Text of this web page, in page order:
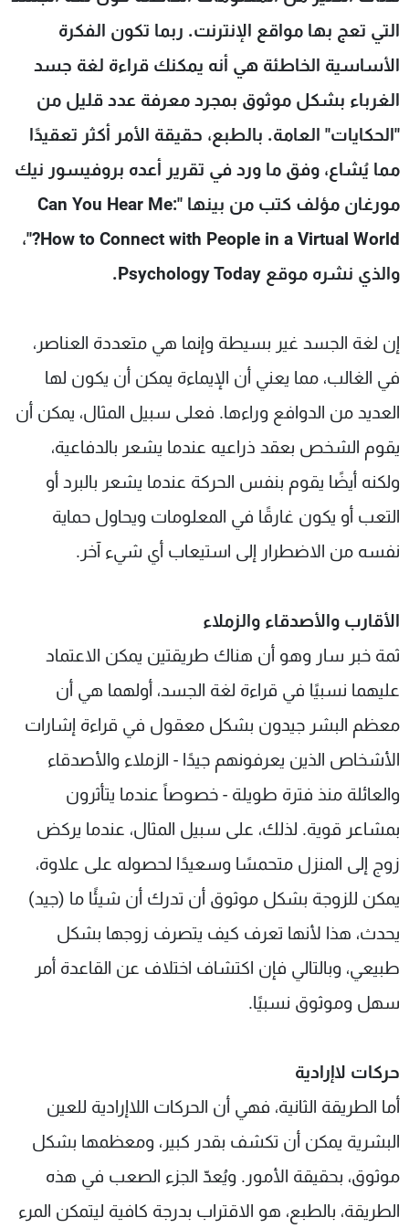
التي تعج بها مواقع الإنترنت. ربما تكون الفكرة
الأساسية الخاطئة هي أنه يمكنك قراءة لغة جسد
الغرباء بشكل موثوق بمجرد معرفة عدد قليل من
"الحكايات" العامة. بالطبع، حقيقة الأمر أكثر تعقيدًا
مما يُشاع، وفق ما ورد في تقرير أعده بروفيسور نيك
مورغان مؤلف كتب من بينها "Can You Hear Me:
How to Connect with People in a Virtual World?"،
والذي نشره موقع Psychology Today.
إن لغة الجسد غير بسيطة وإنما هي متعددة العناصر،
في الغالب، مما يعني أن الإيماءة يمكن أن يكون لها
العديد من الدوافع وراءها. فعلى سبيل المثال، يمكن أن
يقوم الشخص بعقد ذراعيه عندما يشعر بالدفاعية،
ولكنه أيضًا يقوم بنفس الحركة عندما يشعر بالبرد أو
التعب أو يكون غارقًا في المعلومات ويحاول حماية
نفسه من الاضطرار إلى استيعاب أي شيء آخر.
الأقارب والأصدقاء والزملاء
ثمة خبر سار وهو أن هناك طريقتين يمكن الاعتماد
عليهما نسبيًا في قراءة لغة الجسد، أولهما هي أن
معظم البشر جيدون بشكل معقول في قراءة إشارات
الأشخاص الذين يعرفونهم جيدًا - الزملاء والأصدقاء
والعائلة منذ فترة طويلة - خصوصاً عندما يتأثرون
بمشاعر قوية. لذلك، على سبيل المثال، عندما يركض
زوج إلى المنزل متحمسًا وسعيدًا لحصوله على علاوة،
يمكن للزوجة بشكل موثوق أن تدرك أن شيئًا ما (جيد)
يحدث، هذا لأنها تعرف كيف يتصرف زوجها بشكل
طبيعي، وبالتالي فإن اكتشاف اختلاف عن القاعدة أمر
سهل وموثوق نسبيًا.
حركات لاإرادية
أما الطريقة الثانية، فهي أن الحركات اللاإرادية للعين
البشرية يمكن أن تكشف بقدر كبير، ومعظمها بشكل
موثوق، بحقيقة الأمور. ويُعدّ الجزء الصعب في هذه
الطريقة، بالطبع، هو الاقتراب بدرجة كافية ليتمكن المرء
شاهد البرامج
الترددات
عن MTV
لاعلاناتكم
وظائف
شروط الإسـتخدام
سياسة الخصوصية